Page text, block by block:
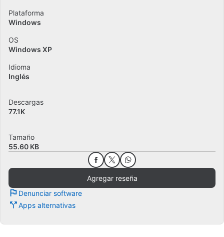
Plataforma
Windows
OS
Windows XP
Idioma
Inglés
Descargas
77.1K
Tamaño
55.60 KB
Agregar reseña
Denunciar software
Apps alternativas